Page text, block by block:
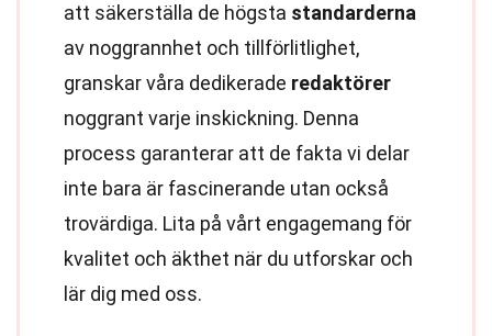
att säkerställa de högsta standarderna
av noggrannhet och tillförlitlighet,
granskar våra dedikerade redaktörer
noggrant varje inskickning. Denna
process garanterar att de fakta vi delar
inte bara är fascinerande utan också
trovärdiga. Lita på vårt engagemang för
kvalitet och äkthet när du utforskar och
lär dig med oss.